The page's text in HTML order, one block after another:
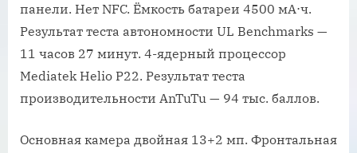
панели. Нет NFC. Ёмкость батареи 4500 мА⋅ч.
Результат теста автономности UL Benchmarks —
11 часов 27 минут. 4-ядерный процессор
Mediatek Helio P22. Результат теста
производительности AnTuTu — 94 тыс. баллов.
Основная камера двойная 13+2 мп. Фронтальная